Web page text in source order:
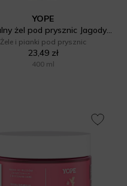
YOPE
Naturalny żel pod prysznic Jagody Goji i Wiśnia
Żele i pianki pod prysznic
23,49 zł
400 ml